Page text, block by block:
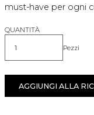
must-have per ogni
QUANTITÀ
Quantità Pezzi
AGGIUNGI ALLA